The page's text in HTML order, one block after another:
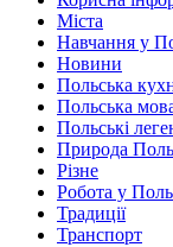
Міста
Навчання у
Новини
Польська
Польська
Польські
Природа
Різне
Робота у
Традиції
Транспорт